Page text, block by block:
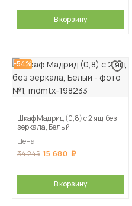
В корзину
-54%
Шкаф Мадрид (0,8) с 2 ящ. без
зеркала, Белый
Цена
34 245 15 680
В корзину